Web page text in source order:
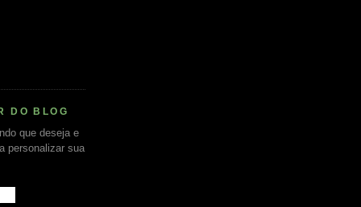
DO BLOG
que deseja e
personalizar sua